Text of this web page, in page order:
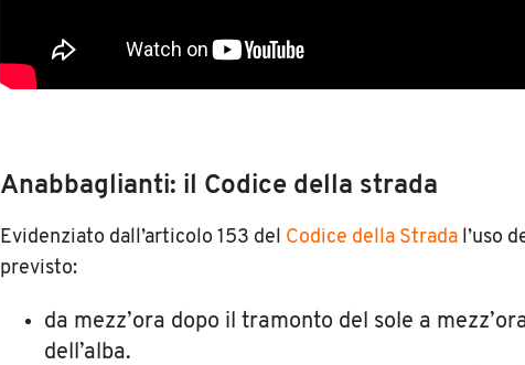
Anabbaglianti: il Codice della strada
Evidenziato dall’articolo 153 del Codice della Strada l’uso
previsto:
da mezz’ora dopo il tramonto del sole a
dell’alba.